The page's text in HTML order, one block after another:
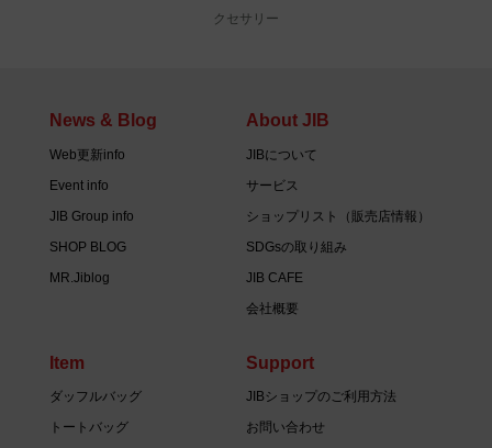
クセサリー
News & Blog
Web更新info
Event info
JIB Group info
SHOP BLOG
MR.Jiblog
About JIB
JIBについて
サービス
ショップリスト（販売店情報）
SDGsの取り組み
JIB CAFE
会社概要
Item
ダッフルバッグ
トートバッグ
Support
JIBショップのご利用方法
お問い合わせ